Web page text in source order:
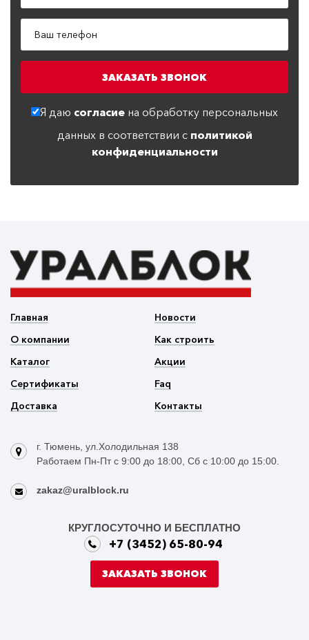
Я даю согласие на обработку персональных
данных в соответствии с политикой
конфиденциальности
Главная
О компании
Каталог
Сертификаты
Доставка
Новости
Как строить
Акции
Faq
Контакты
г. Тюмень, ул.Холодильная 138
Работаем Пн-Пт с 9:00 до 18:00, Сб с 10:00 до 15:00.
zakaz@uralblock.ru
КРУГЛОСУТОЧНО И БЕСПЛАТНО
+7 (3452) 65-80-94
ЗАКАЗАТЬ ЗВОНОК